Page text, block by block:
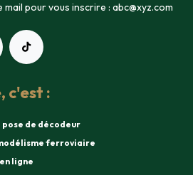
pour vous inscrire : abc@xyz.com
c'est :
de décodeur
ferroviaire
ligne